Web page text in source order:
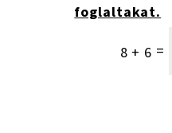
foglaltakat.
8 + 6 =